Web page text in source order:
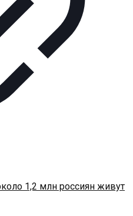
1,2 млн россиян живут